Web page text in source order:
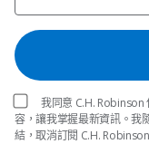
我同意 C.H. Robinson
容，讓我掌握最新資訊。我
結，取消訂閱 C.H.